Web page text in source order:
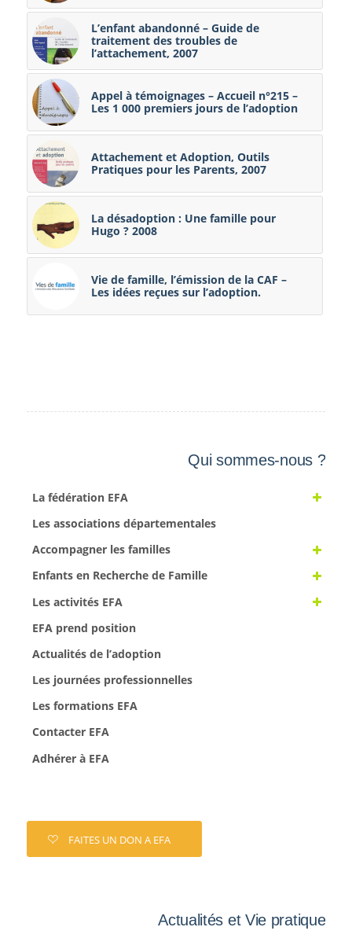
L’enfant abandonné – Guide de
traitement des troubles de
l’attachement, 2007
Appel à témoignages – Accueil n°215 –
Les 1 000 premiers jours de l’adoption
Attachement et Adoption, Outils
Pratiques pour les Parents, 2007
La désadoption : Une famille pour
Hugo ? 2008
Vie de famille, l’émission de la CAF –
Les idées reçues sur l’adoption.
Qui sommes-nous ?
La fédération EFA
Les associations départementales
Accompagner les familles
Enfants en Recherche de Famille
Les activités EFA
EFA prend position
Actualités de l’adoption
Les journées professionnelles
Les formations EFA
Contacter EFA
Adhérer à EFA
FAITES UN DON A EFA
Actualités et Vie pratique